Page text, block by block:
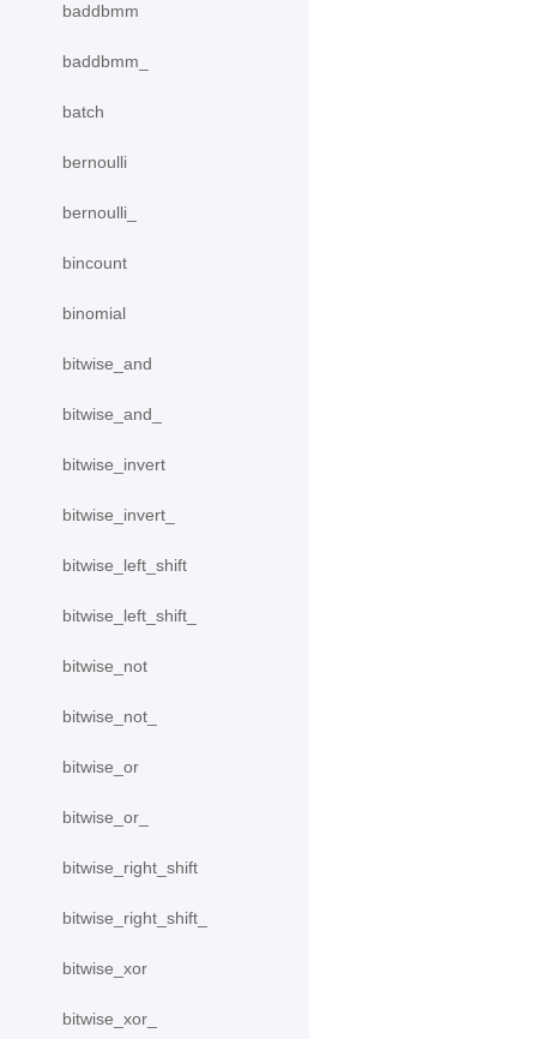
baddbmm
baddbmm_
batch
bernoulli
bernoulli_
bincount
binomial
bitwise_and
bitwise_and_
bitwise_invert
bitwise_invert_
bitwise_left_shift
bitwise_left_shift_
bitwise_not
bitwise_not_
bitwise_or
bitwise_or_
bitwise_right_shift
bitwise_right_shift_
bitwise_xor
bitwise_xor_